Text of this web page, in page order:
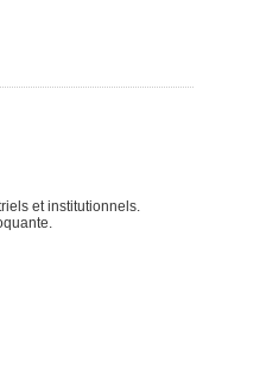
et institutionnels.